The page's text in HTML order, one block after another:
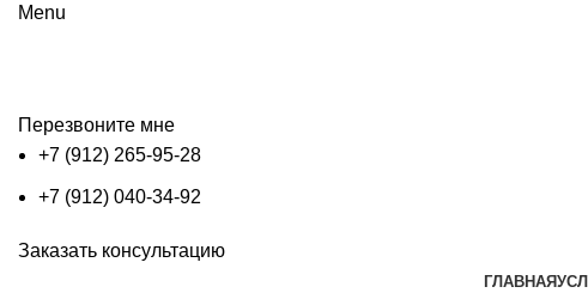
Menu
Перезвоните мне
+7 (912) 265-95-28
+7 (912) 040-34-92
Заказать консультацию
ГЛАВНАЯ